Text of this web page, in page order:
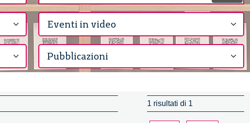
1 risultati di 1